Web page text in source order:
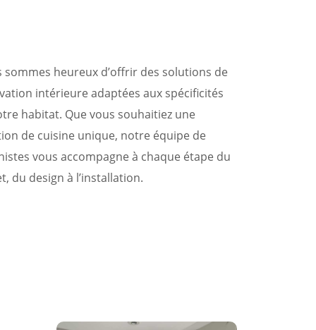
sommes heureux d’offrir des solutions de
intérieure adaptées aux spécificités
habitat. Que vous souhaitiez une
de cuisine unique, notre équipe de
vous accompagne à chaque étape du
du design à l’installation.